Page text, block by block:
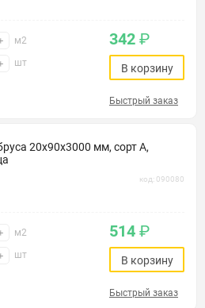
м2
шт
342 ₽
В корзину
Быстрый заказ
20х90х3000 мм, сорт А,
код: 090080
м2
шт
514 ₽
В корзину
Быстрый заказ